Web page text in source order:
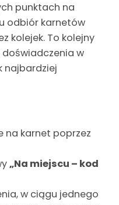
punktach na
odbiór karnetów
kolejek. To kolejny
doświadczenia w
najbardziej
na karnet poprzez
„Na miejscu – kod
w ciągu jednego